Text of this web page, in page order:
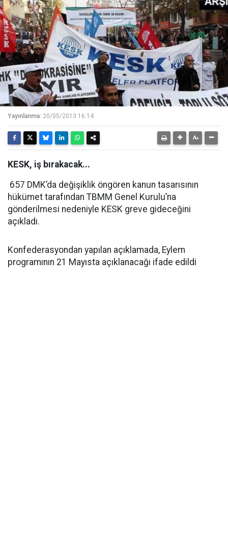
Yayınlanma: 20/05/2013 16:14
KESK, iş bırakacak...
657 DMK’da değişiklik öngören kanun tasarısının
hükümet tarafından TBMM Genel Kurulu’na
gönderilmesi nedeniyle KESK greve gideceğini
açıkladı.
Konfederasyondan yapılan açıklamada, Eylem
programının 21 Mayısta açıklanacağı ifade edildi